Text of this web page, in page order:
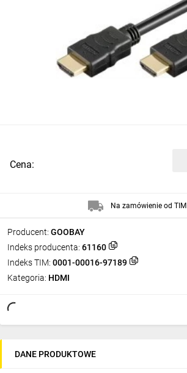
Producent: GOOBAY
Indeks producenta: 61160
Indeks TIM: 0001-00016-97189
Kategoria: HDMI
Cena:
Na zamówienie od TIM
DANE PRODUKTOWE